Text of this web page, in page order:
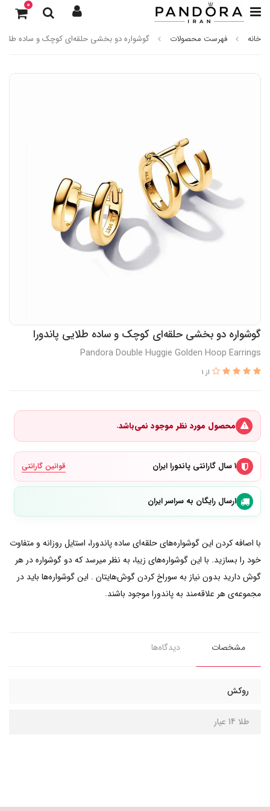
0
خانه فهرست محصولات گوشواره دو بخشی حلقه‌ای کوچک و ساده طلایی
گوشواره دو بخشی حلقه‌ای کوچک و ساده طلایی پاندورا
Pandora Double Huggie Golden Hoop Earrings
از 1
محصول مورد نظر موجود نمی‌باشد.
۱ سال گارانتی پاندورا ایران قوانین گارانتی
ارسال رایگان به سراسر ایران
با اصافه کردن این گوشواره‌‌های حلقه‌ای ساده پاندورا، استایل‌ روزانه و متفاوت
خود را بسازید. با این گوشواره‌های زیبا، به نظر میرسد که دو گوشواره در هر
گوش دارید بدون نیاز به سوراخ کردن گوش‌هایتان . این گوشواره‌ها باید در
مجموعه‌ی هر علاقه‌مند به پاندورا موجود باشند.
مشخصات دیدگاه‌ها
روکش
طلا 14 عیار